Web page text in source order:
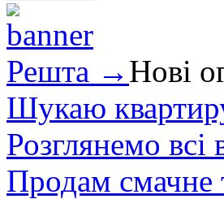
Решта → Нові
Шукаю
Розглянемо всі
Продам смачне